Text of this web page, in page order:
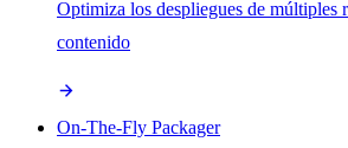
Optimiza los despliegues de múltiples
contenido
On-The-Fly Packager